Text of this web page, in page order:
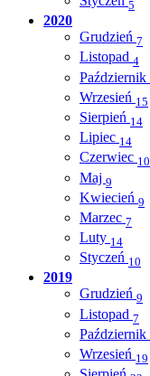
5
2020
Grudzień 7
Listopad 4
Październik
Wrzesień 15
Sierpień 14
Lipiec 14
Czerwiec 10
Maj 9
Kwiecień 9
Marzec 7
Luty 14
Styczeń 10
2019
Grudzień 9
Listopad 7
Październik
Wrzesień 19